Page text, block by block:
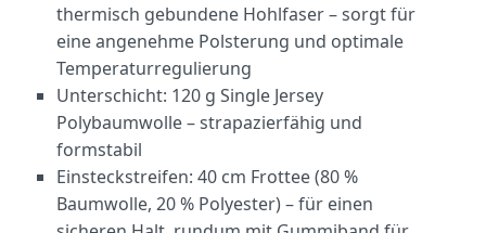
thermisch gebundene Hohlfaser – sorgt für
eine angenehme Polsterung und optimale
Temperaturregulierung
Unterschicht: 120 g Single Jersey
Polybaumwolle – strapazierfähig und
formstabil
Einsteckstreifen: 40 cm Frottee (80 %
Baumwolle, 20 % Polyester) – für einen